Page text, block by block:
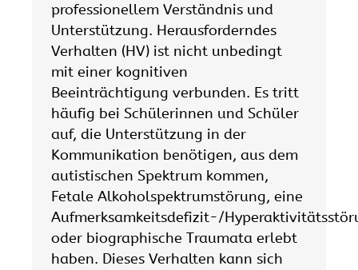
professionellem Verständnis und
Unterstützung. Herausforderndes
Verhalten (HV) ist nicht unbedingt
mit einer kognitiven
Beeinträchtigung verbunden. Es tritt
häufig bei Schülerinnen und Schüler
auf, die Unterstützung in der
Kommunikation benötigen, aus dem
autistischen Spektrum kommen,
Fetale Alkoholspektrumstörung, eine
Aufmerksamkeitsdefizit-/
oder biographische Traumata erlebt
haben. Dieses Verhalten kann sich